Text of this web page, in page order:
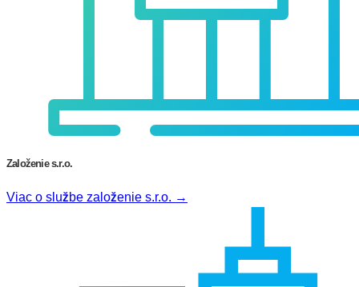
Založenie s.r.o.
Viac o službe založenie s.r.o. →